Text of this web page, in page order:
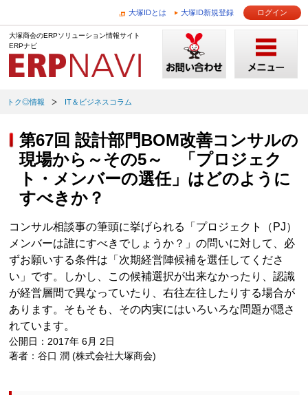
大塚IDとは 大塚ID新規登録 ログイン
大塚商会のERPソリューション情報サイト
ERPナビ
トク◎情報 IT＆ビジネスコラム
第67回 設計部門BOM改善コンサルの
現場から～その5～ 「プロジェク
ト・メンバーの選任」はどのように
すべきか？
コンサル相談事の筆頭に挙げられる「プロジェクト（PJ）
メンバーは誰にすべきでしょうか？」の問いに対して、必
ずお願いする条件は「次期経営陣候補を選任してくださ
い」です。しかし、この候補選択が出来なかったり、認識
が経営層間で異なっていたり、右往左往したりする場合が
あります。そもそも、その内実にはいろいろな問題が隠さ
れています。
公開日：2017年 6月 2日
著者：谷口 潤 (株式会社大塚商会)